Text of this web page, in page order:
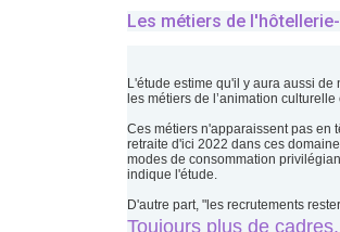
Les métiers de
L'étude estime qu'il y aura aussi
les métiers de l’animation culturelle
Ces métiers n'apparaissent pas en
retraite d'ici 2022 dans ces
modes de consommation
indique l'étude.
D'autre part, "les recrutements
Toujours plus de